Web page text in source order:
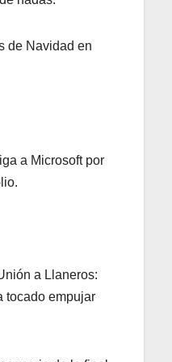
de Navidad en
a Microsoft por
a Llaneros:
tocado empujar